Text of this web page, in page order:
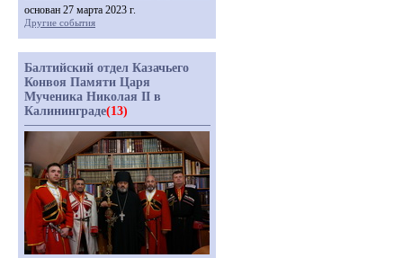
основан 27 марта 2023 г.
Другие события
Балтийский отдел Казачьего
Конвоя Памяти Царя
Мученика Николая II в
Калининграде(13)